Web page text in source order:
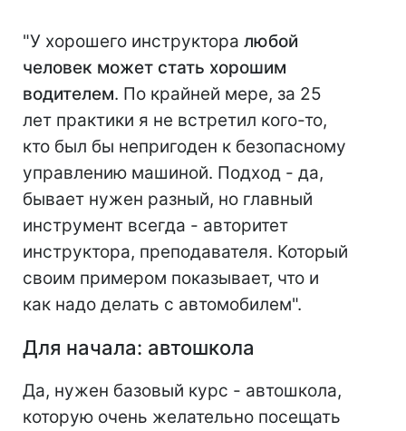
"У хорошего инструктора любой
человек может стать хорошим
водителем. По крайней мере, за 25
лет практики я не встретил кого-то,
кто был бы непригоден к безопасному
управлению машиной. Подход - да,
бывает нужен разный, но главный
инструмент всегда - авторитет
инструктора, преподавателя. Который
своим примером показывает, что и
как надо делать с автомобилем".
Для начала: автошкола
Да, нужен базовый курс - автошкола,
которую очень желательно посещать